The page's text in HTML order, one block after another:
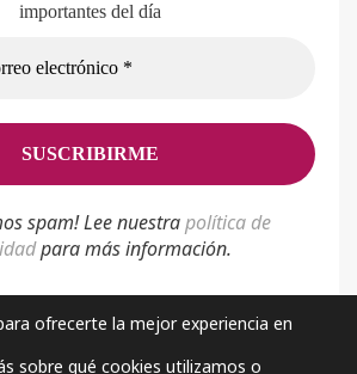
importantes del día
spam! Lee nuestrapolítica de
para más información.
Aviso Legal Sobre nosotros
ofrecerte la mejor experiencia en
sobre qué cookies utilizamos o